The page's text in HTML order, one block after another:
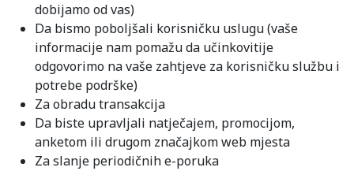
dobijamo od vas)
Da bismo poboljšali korisničku uslugu (vaše
informacije nam pomažu da učinkovitije
odgovorimo na vaše zahtjeve za korisničku službu i
potrebe podrške)
Za obradu transakcija
Da biste upravljali natječajem, promocijom,
anketom ili drugom značajkom web mjesta
Za slanje periodičnih e-poruka